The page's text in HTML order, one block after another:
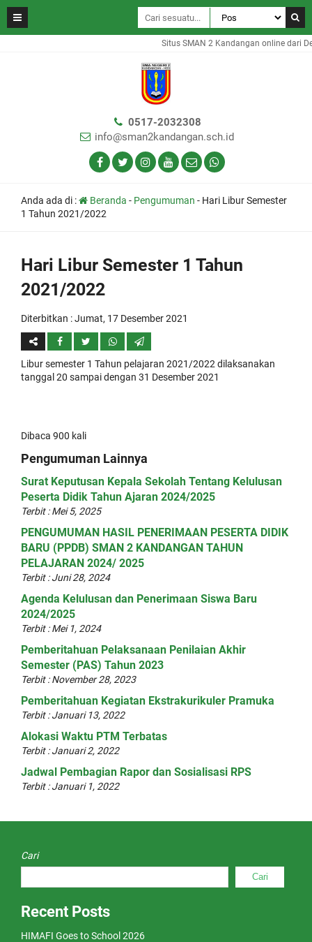
Situs SMAN 2 Kandangan online dari
0517-2032308
info@sman2kandangan.sch.id
Anda ada di : Beranda - Pengumuman - Hari Libur Semester
1 Tahun 2021/2022
Hari Libur Semester 1 Tahun
2021/2022
Diterbitkan :Jumat, 17 Desember 2021
Libur semester 1 Tahun pelajaran 2021/2022 dilaksanakan
tanggal 20 sampai dengan 31 Desember 2021
Dibaca 900 kali
Pengumuman Lainnya
Surat Keputusan Kepala Sekolah Tentang Kelulusan
Peserta Didik Tahun Ajaran 2024/2025
Terbit : Mei 5, 2025
PENGUMUMAN HASIL PENERIMAAN PESERTA DIDIK
BARU (PPDB) SMAN 2 KANDANGAN TAHUN
PELAJARAN 2024/ 2025
Terbit : Juni 28, 2024
Agenda Kelulusan dan Penerimaan Siswa Baru
2024/2025
Terbit : Mei 1, 2024
Pemberitahuan Pelaksanaan Penilaian Akhir
Semester (PAS) Tahun 2023
Terbit : November 28, 2023
Pemberitahuan Kegiatan Ekstrakurikuler Pramuka
Terbit : Januari 13, 2022
Alokasi Waktu PTM Terbatas
Terbit : Januari 2, 2022
Jadwal Pembagian Rapor dan Sosialisasi RPS
Terbit : Januari 1, 2022
Cari
Cari
Recent Posts
HIMAFI Goes to School 2026